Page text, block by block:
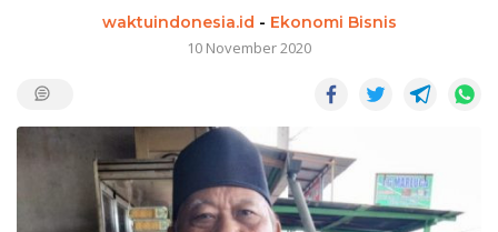
waktuindonesia.id - Ekonomi Bisnis
10 November 2020